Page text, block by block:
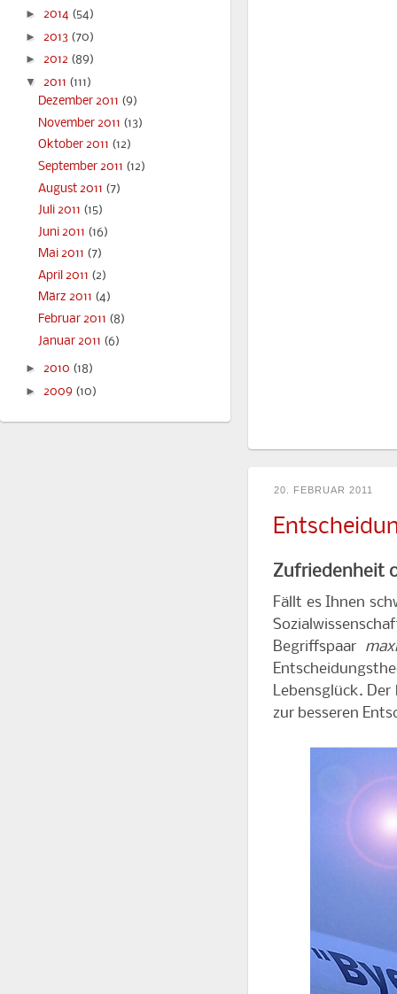
20. FEBRUAR 2011
Zufriedenheit
Fällt es Ihnen
Begriffspaar
Lebensglück.
zur besseren
► 2014 (54)
► 2013 (70)
► 2012 (89)
▼ 2011 (111)
Dezember 2011 (9)
November 2011 (13)
Oktober 2011 (12)
September 2011 (12)
August 2011 (7)
Juli 2011 (15)
Juni 2011 (16)
Mai 2011 (7)
April 2011 (2)
März 2011 (4)
Februar 2011 (8)
Januar 2011 (6)
► 2010 (18)
► 2009 (10)